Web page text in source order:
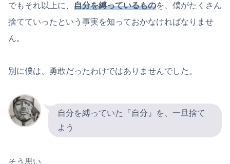
でもそれ以上に、 自分を縛っているものを、僕がたくさん
捨てていったという事実を知っておかなければなりませ
ん。
別に僕は、勇敢だったわけではありませんでした。
自分を縛っていた『自分』を、一旦捨て
よう
そう思い、